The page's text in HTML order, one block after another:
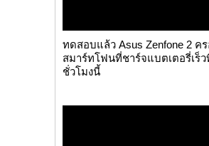
ทดสอบแล้ว Asus Zenfone 2 ค
สมาร์ทโฟนที่ชาร์จแบตเตอรี่เร็
ชั่วโมงนี้